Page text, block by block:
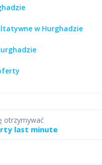
w Hurghadzie
otrzymywać
last minute